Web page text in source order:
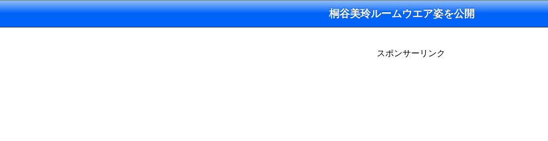
桐谷美玲ルームウエア姿を公開
スポンサーリンク